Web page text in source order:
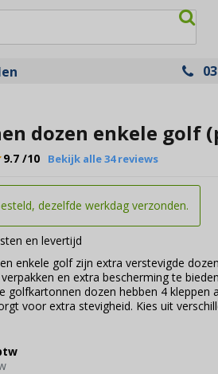
dozen enkele golf
9.7 /10 Bekijk alle 34 reviews
dezelfde werkdag verzonden.
en levertijd
enkele golf zijn extra verstevigde
en extra bescherming te
golfkartonnen dozen hebben 4
voor extra stevigheid. Kies uit